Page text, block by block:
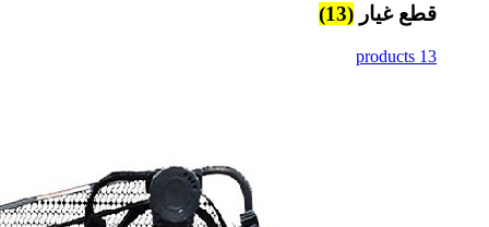
قطع غيار (13)
13 products